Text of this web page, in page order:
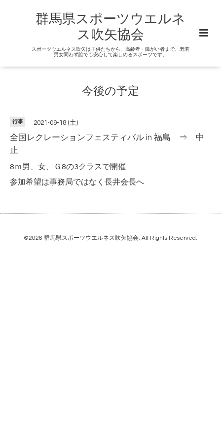
群馬県スポーツウエルネ
ス吹矢協会
スポーツウエルネス吹矢は子供たちから、高齢者・障がい者まで、老若
男女問わず誰でも安心して楽しめるスポーツです。
今後の予定
行事 2021-09-18 (土)
全国レクレーションフェスティバル in 福島 ⇒ 中
止
8ｍ男、女、Ｇ8の3クラスで開催
参加希望は事務局ではなく長井会長へ
©2026 群馬県スポーツウエルネス吹矢協会. All Rights Reserved.